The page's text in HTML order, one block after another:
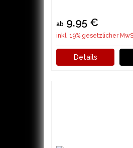
ab 9,95 €
inkl. 19% gesetzlicher
Details